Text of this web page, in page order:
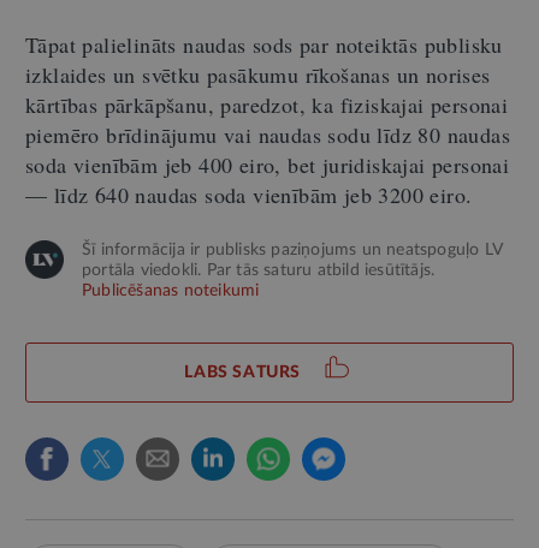
Tāpat palielināts naudas sods par noteiktās publisku
izklaides un svētku pasākumu rīkošanas un norises
kārtības pārkāpšanu, paredzot, ka fiziskajai personai
piemēro brīdinājumu vai naudas sodu līdz 80 naudas
soda vienībām jeb 400 eiro, bet juridiskajai personai
— līdz 640 naudas soda vienībām jeb 3200 eiro.
Šī informācija ir publisks paziņojums un neatspoguļo LV
portāla viedokli. Par tās saturu atbild iesūtītājs.
Publicēšanas noteikumi
LABS SATURS